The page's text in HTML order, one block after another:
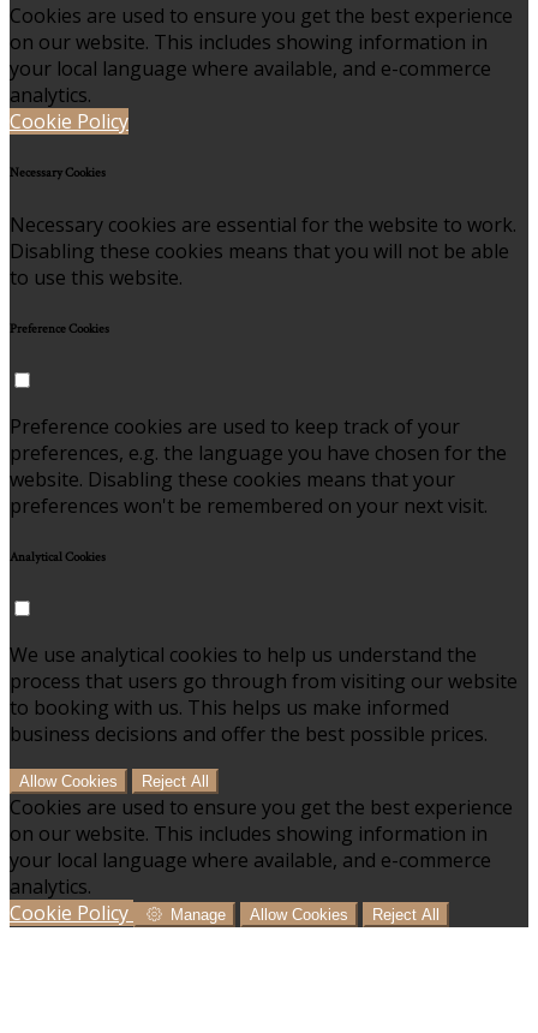
Cookies are used to ensure you get the best experience
on our website. This includes showing information in
your local language where available, and e-commerce
analytics.
Cookie Policy
Necessary Cookies
Necessary cookies are essential for the website to work.
Disabling these cookies means that you will not be able
to use this website.
Preference Cookies
Preference cookies are used to keep track of your
preferences, e.g. the language you have chosen for the
website. Disabling these cookies means that your
preferences won't be remembered on your next visit.
Analytical Cookies
We use analytical cookies to help us understand the
process that users go through from visiting our website
to booking with us. This helps us make informed
business decisions and offer the best possible prices.
Allow Cookies Reject All
Cookies are used to ensure you get the best experience
on our website. This includes showing information in
your local language where available, and e-commerce
analytics.
Cookie Policy
Manage Allow Cookies Reject All